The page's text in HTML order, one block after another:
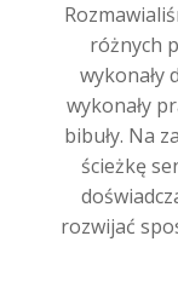
różnych
wykonały
wykonały
bibuły. Na
ścieżkę
rozwijać